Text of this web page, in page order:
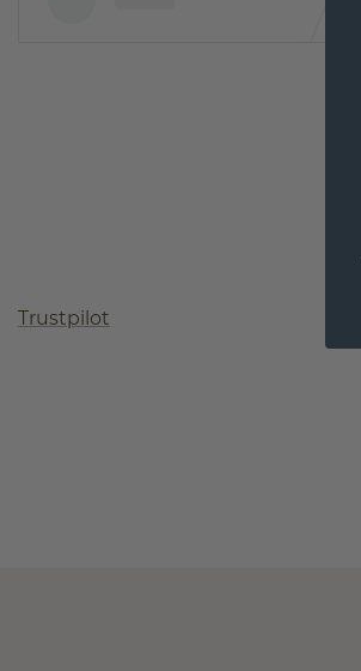
Trustpilot